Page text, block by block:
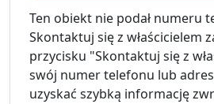
Ten obiekt nie podał numeru
Skontaktuj się z właścicielem
przycisku "Skontaktuj się z
swój numer telefonu lub
uzyskać szybką informację